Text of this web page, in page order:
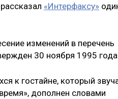
«Интерфаксу»
изменений в перечень
30 ноября 1995
к гостайне, который
дополнен словами